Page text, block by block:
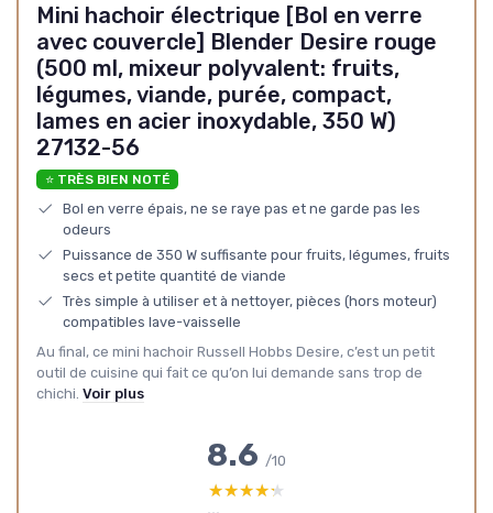
Mini hachoir électrique [Bol en verre
avec couvercle] Blender Desire rouge
(500 ml, mixeur polyvalent: fruits,
légumes, viande, purée, compact,
lames en acier inoxydable, 350 W)
27132-56
⭐ TRÈS BIEN NOTÉ
Bol en verre épais, ne se raye pas et ne garde pas les
odeurs
Puissance de 350 W suffisante pour fruits, légumes, fruits
secs et petite quantité de viande
Très simple à utiliser et à nettoyer, pièces (hors moteur)
compatibles lave-vaisselle
Au final, ce mini hachoir Russell Hobbs Desire, c’est un petit
outil de cuisine qui fait ce qu’on lui demande sans trop de
chichi. Voir plus
8.6 /10
★★★★★
★★★★★